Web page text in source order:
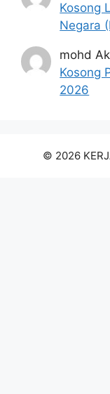
Kosong
Negara
mohd
Kosong
2026
© 2026